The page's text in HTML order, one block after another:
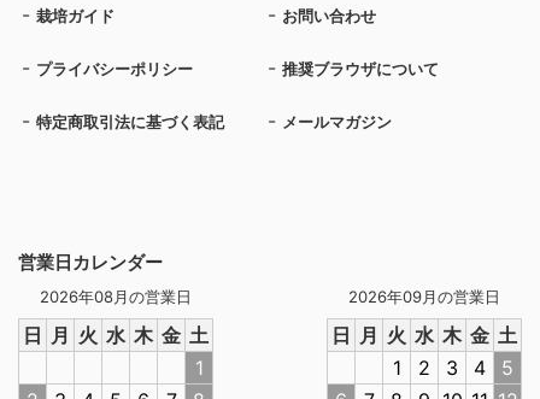
営業日カレンダー
2026年08月の営業日
日 月 火 水 木 金 土
1
2026年09月の営業日
日 月 火 水 木 金 土
1
2 3 4
5
栽培ガイド お問い合わせ
プライバシーポリシー 推奨ブラウザについて
特定商取引法に基づく表記 メールマガジン